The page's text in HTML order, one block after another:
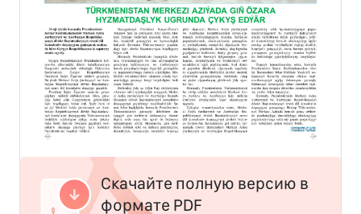
Скачайте полную версию в
формате PDF